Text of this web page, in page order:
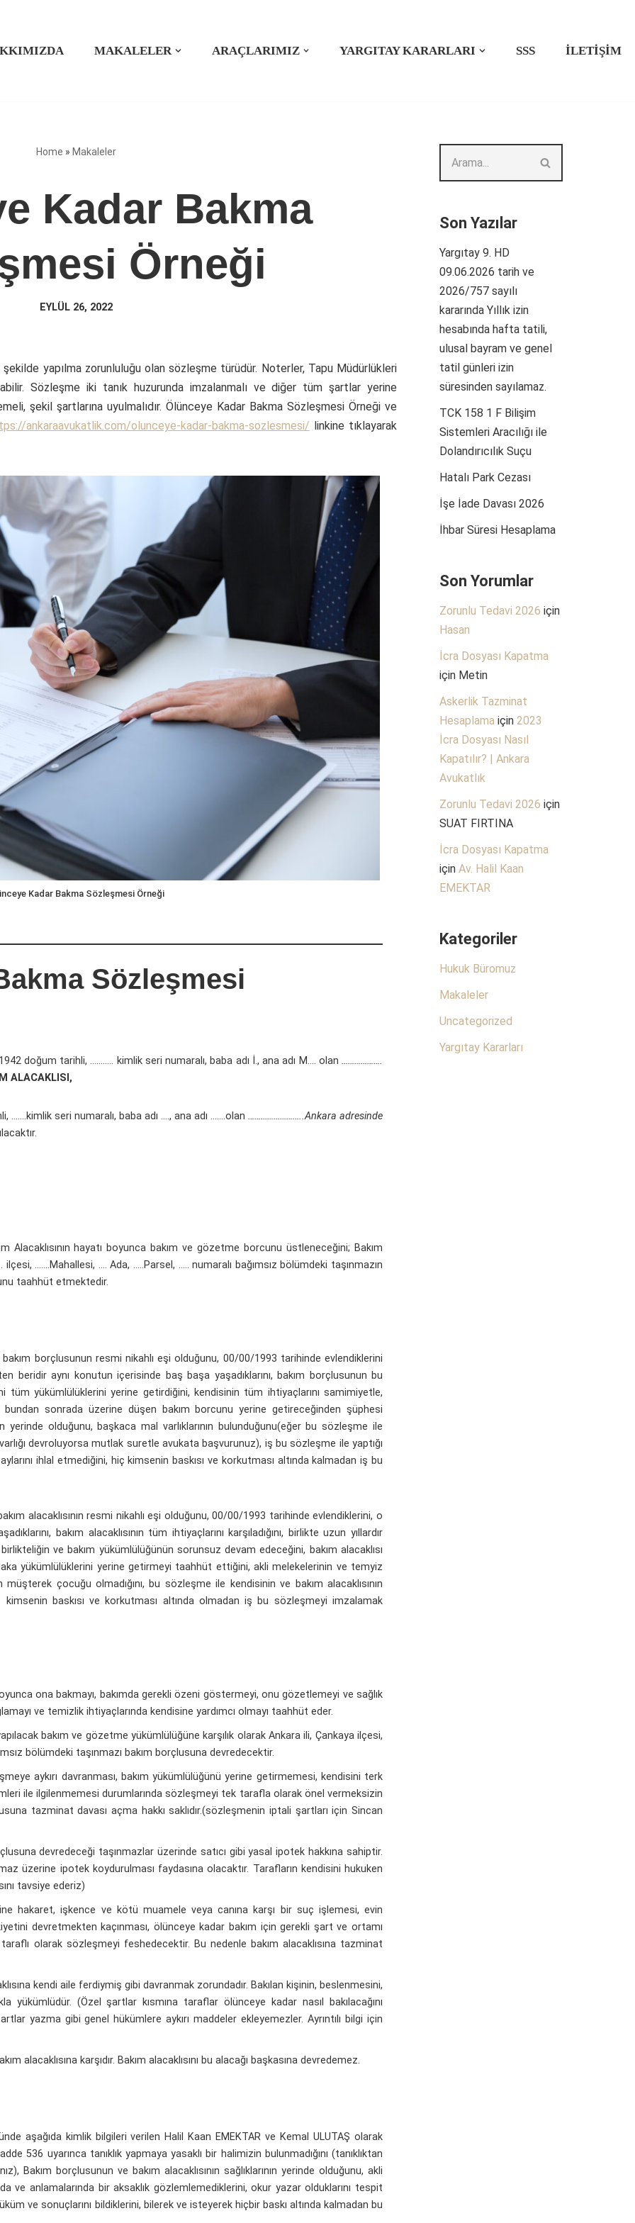
MAKALELER ARAÇLARIMIZ YARGITAY KARARLARI SSS İLETIŞIM
Home » Makaleler
Kadar Bakma
Örneği
EYLÜL 26, 2022
yapılma zorunluluğu olan sözleşme türüdür. Noterler, Tapu Müdürlükleri
Sözleşme iki tanık huzurunda imzalanmalı ve diğer tüm şartlar yerine
şekil şartlarına uyulmalıdır. Ölünceye Kadar Bakma Sözleşmesi Örneği ve
ankaraavukatlik.com/olunceye-kadar-bakma-sozlesmesi/ linkine tıklayarak
Kadar Bakma Sözleşmesi Örneği
Sözleşmesi
doğum tarihli, ……….. kimlik seri numaralı, baba adı İ., ana adı M…. olan ……………….
ALACAKLISI,
seri numaralı, baba adı …., ana adı …….olan ……………………..Ankara adresinde
Alacaklısının hayatı boyunca bakım ve gözetme borcunu üstleneceğini; Bakım
ilçesi, …….Mahallesi, …. Ada, …..Parsel, ….. numaralı bağımsız bölümdeki taşınmazın
taahhüt etmektedir.
borçlusunun resmi nikahlı eşi olduğunu, 00/00/1993 tarihinde evlendiklerini
beridir aynı konutun içerisinde baş başa yaşadıklarını, bakım borçlusunun bu
tüm yükümlülüklerini yerine getirdiğini, kendisinin tüm ihtiyaçlarını samimiyetle,
bundan sonrada üzerine düşen bakım borcunu yerine getireceğinden şüphesi
yerinde olduğunu, başkaca mal varlıklarının bulunduğunu(eğer bu sözleşme ile
devroluyorsa mutlak suretle avukata başvurunuz), iş bu sözleşme ile yaptığı
ihlal etmediğini, hiç kimsenin baskısı ve korkutması altında kalmadan iş bu
alacaklısının resmi nikahlı eşi olduğunu, 00/00/1993 tarihinde evlendiklerini, o
bakım alacaklısının tüm ihtiyaçlarını karşıladığını, birlikte uzun yıllardır
ve bakım yükümlülüğünün sorunsuz devam edeceğini, bakım alacaklısı
yükümlülüklerini yerine getirmeyi taahhüt ettiğini, akli melekelerinin ve temyiz
çocuğu olmadığını, bu sözleşme ile kendisinin ve bakım alacaklısının
kimsenin baskısı ve korkutması altında olmadan iş bu sözleşmeyi imzalamak
ona bakmayı, bakımda gerekli özeni göstermeyi, onu gözetlemeyi ve sağlık
ve temizlik ihtiyaçlarında kendisine yardımcı olmayı taahhüt eder.
bakım ve gözetme yükümlülüğüne karşılık olarak Ankara ili, Çankaya ilçesi,
bölümdeki taşınmazı bakım borçlusuna devredecektir.
aykırı davranması, bakım yükümlülüğünü yerine getirmemesi, kendisini terk
ile ilgilenmemesi durumlarında sözleşmeyi tek tarafla olarak önel vermeksizin
tazminat davası açma hakkı saklıdır.(sözleşmenin iptali şartları için Sincan
devredeceği taşınmazlar üzerinde satıcı gibi yasal ipotek hakkına sahiptir.
üzerine ipotek koydurulması faydasına olacaktır. Tarafların kendisini hukuken
tavsiye ederiz)
hakaret, işkence ve kötü muamele veya canına karşı bir suç işlemesi, evin
devretmekten kaçınması, ölünceye kadar bakım için gerekli şart ve ortamı
olarak sözleşmeyi feshedecektir. Bu nedenle bakım alacaklısına tazminat
kendi aile ferdiymiş gibi davranmak zorundadır. Bakılan kişinin, beslenmesini,
yükümlüdür. (Özel şartlar kısmına taraflar ölünceye kadar nasıl bakılacağını
yazma gibi genel hükümlere aykırı maddeler ekleyemezler. Ayrıntılı bilgi için
alacaklısına karşıdır. Bakım alacaklısını bu alacağı başkasına devredemez.
aşağıda kimlik bilgileri verilen Halil Kaan EMEKTAR ve Kemal ULUTAŞ olarak
536 uyarınca tanıklık yapmaya yasaklı bir halimizin bulunmadığını (tanıklıktan
Bakım borçlusunun ve bakım alacaklısının sağlıklarının yerinde olduğunu, akli
ve anlamalarında bir aksaklık gözlemlemediklerini, okur yazar olduklarını tespit
ve sonuçlarını bildiklerini, bilerek ve isteyerek hiçbir baskı altında kalmadan bu
Son Yazılar
Yargıtay 9. HD
09.06.2026 tarih ve
2026/757 sayılı
kararında Yıllık izin
hesabında hafta tatili,
ulusal bayram ve genel
tatil günleri izin
süresinden sayılamaz.
TCK 158 1 F Bilişim
Sistemleri Aracılığı ile
Dolandırıcılık Suçu
Hatalı Park Cezası
İşe İade Davası 2026
İhbar Süresi Hesaplama
Son Yorumlar
Zorunlu Tedavi 2026 için
Hasan
İcra Dosyası Kapatma
için Metin
Askerlik Tazminat
Hesaplama için 2023
İcra Dosyası Nasıl
Kapatılır? | Ankara
Avukatlık
Zorunlu Tedavi 2026 için
SUAT FIRTINA
İcra Dosyası Kapatma
için Av. Halil Kaan
EMEKTAR
Kategoriler
Hukuk Büromuz
Makaleler
Uncategorized
Yargıtay Kararları